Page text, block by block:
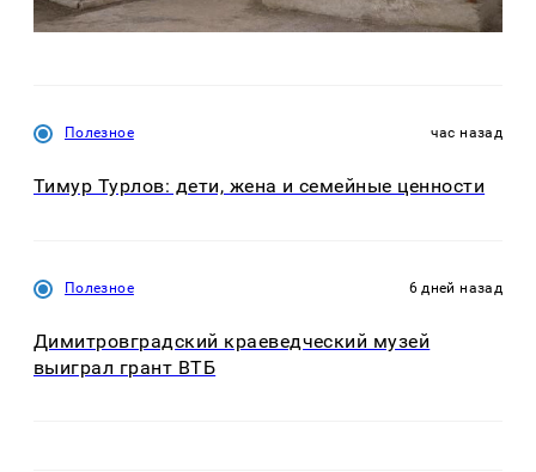
Полезное час назад
Тимур Турлов: дети, жена и семейные ценности
Полезное 6 дней назад
Димитровградский краеведческий музей
выиграл грант ВТБ